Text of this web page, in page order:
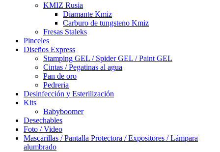
KMIZ Rusia
Diamante Kmiz
Carburo de tungsteno Kmiz
Fresas Staleks
Pinceles
Diseños Express
Stamping GEL / Spider GEL / Paint GEL
Cintas / Pegatinas al agua
Pan de oro
Pedreria
Desinfección y Esterilización
Kits
Babyboomer
Desechables
Foto / Video
Mascarillas / Pantalla Protectora / Expositores / Lámpara
alumbrado